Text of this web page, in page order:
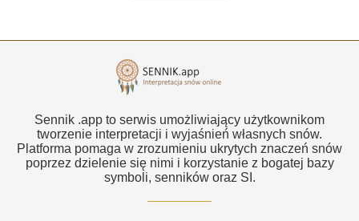
Sennik .app to serwis umożliwiający użytkownikom
tworzenie interpretacji i wyjaśnień własnych snów.
Platforma pomaga w zrozumieniu ukrytych znaczeń snów
poprzez dzielenie się nimi i korzystanie z bogatej bazy
symboli, senników oraz SI.